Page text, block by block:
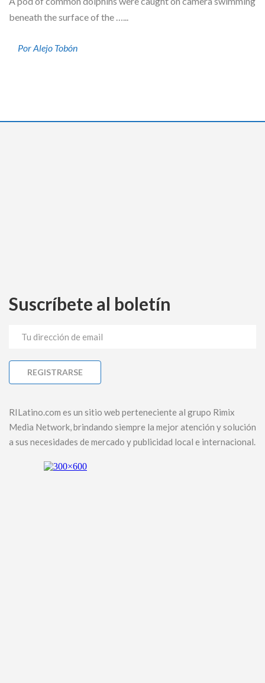
beneath the surface of the …...
Por Alejo Tobón
Suscríbete al boletín
RILatino.com es un sitio web perteneciente al grupo Rimix
Media Network, brindando siempre la mejor atención y solución
a sus necesidades de mercado y publicidad local e internacional.